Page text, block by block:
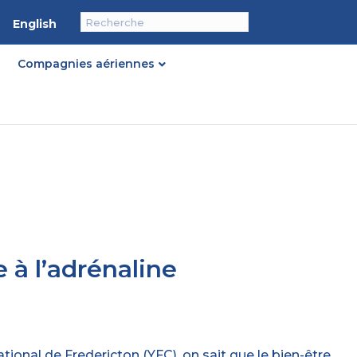
English
Compagnies aériennes
l’adrénaline